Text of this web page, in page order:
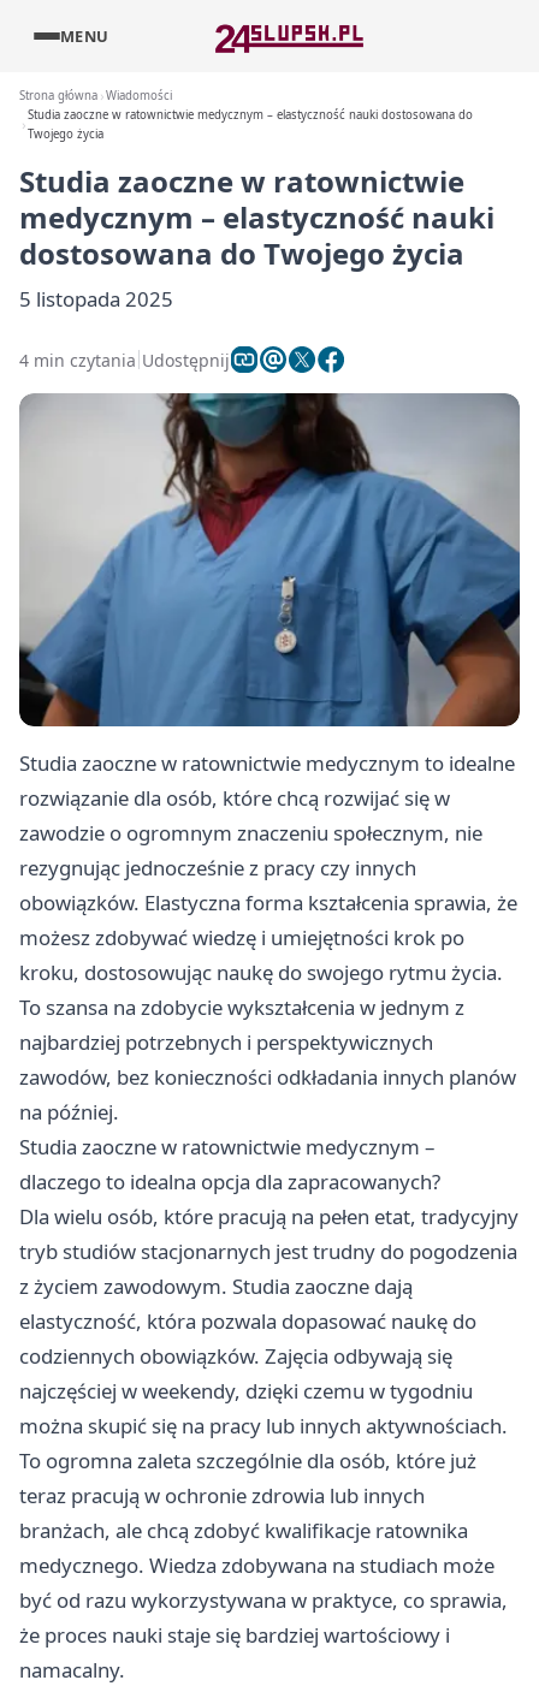
MENU
Strona główna Wiadomości
Studia zaoczne w ratownictwie medycznym – elastyczność nauki dostosowana do
Twojego życia
Studia zaoczne w ratownictwie
medycznym – elastyczność nauki
dostosowana do Twojego życia
5 listopada 2025
4 min czytania Udostępnij
Studia zaoczne w ratownictwie medycznym to idealne
rozwiązanie dla osób, które chcą rozwijać się w
zawodzie o ogromnym znaczeniu społecznym, nie
rezygnując jednocześnie z pracy czy innych
obowiązków. Elastyczna forma kształcenia sprawia, że
możesz zdobywać wiedzę i umiejętności krok po
kroku, dostosowując naukę do swojego rytmu życia.
To szansa na zdobycie wykształcenia w jednym z
najbardziej potrzebnych i perspektywicznych
zawodów, bez konieczności odkładania innych planów
na później.
Studia zaoczne w ratownictwie medycznym –
dlaczego to idealna opcja dla zapracowanych?
Dla wielu osób, które pracują na pełen etat, tradycyjny
tryb studiów stacjonarnych jest trudny do pogodzenia
z życiem zawodowym. Studia zaoczne dają
elastyczność, która pozwala dopasować naukę do
codziennych obowiązków. Zajęcia odbywają się
najczęściej w weekendy, dzięki czemu w tygodniu
można skupić się na pracy lub innych aktywnościach.
To ogromna zaleta szczególnie dla osób, które już
teraz pracują w ochronie zdrowia lub innych
branżach, ale chcą zdobyć kwalifikacje ratownika
medycznego. Wiedza zdobywana na studiach może
być od razu wykorzystywana w praktyce, co sprawia,
że proces nauki staje się bardziej wartościowy i
namacalny.